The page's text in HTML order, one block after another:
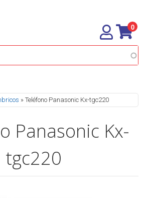
0
aquí » Teléfono Panasonic Kx-tgc220
Panasonic Kx-
tgc220